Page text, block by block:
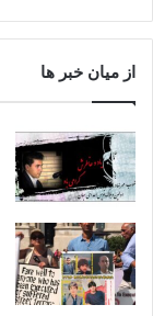
از میان خبر ها